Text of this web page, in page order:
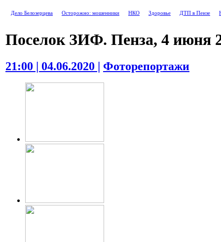
Дело Белозерцева Осторожно: мошенники НКО Здоровье ДТП в Пензе
Поселок ЗИФ. Пенза, 4 июня
21:00 | 04.06.2020 | Фоторепортажи